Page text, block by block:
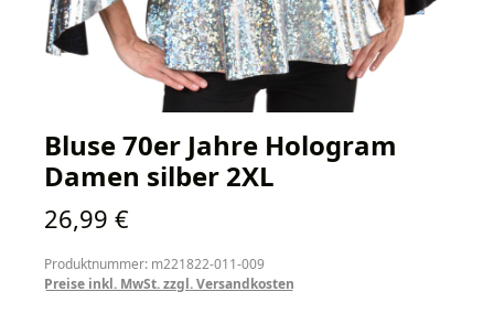
Bluse 70er Jahre Hologram
Damen silber 2XL
Regulärer Preis:
26,99 €
Produktnummer: m221822-011-009
Preise inkl. MwSt. zzgl. Versandkosten